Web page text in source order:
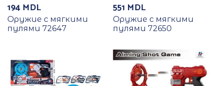
194 MDL
Оружие с мягкими
пулями 72647
551 MDL
Оружие с мягкими
пулями 72650